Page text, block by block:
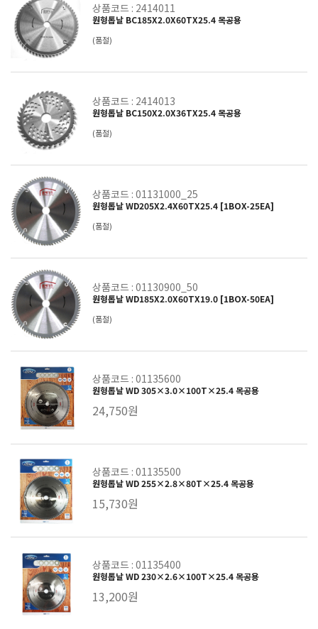
상품코드 : 2414011
원형톱날 BC185X2.0X60TX25.4 목공용
(품절)
상품코드 : 2414013
원형톱날 BC150X2.0X36TX25.4 목공용
(품절)
상품코드 : 01131000_25
원형톱날 WD205X2.4X60TX25.4 [1BOX-25EA]
(품절)
상품코드 : 01130900_50
원형톱날 WD185X2.0X60TX19.0 [1BOX-50EA]
(품절)
상품코드 : 01135600
원형톱날 WD 305×3.0×100T×25.4 목공용
24,750원
상품코드 : 01135500
원형톱날 WD 255×2.8×80T×25.4 목공용
15,730원
상품코드 : 01135400
원형톱날 WD 230×2.6×100T×25.4 목공용
13,200원